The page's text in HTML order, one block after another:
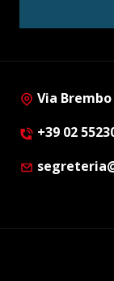
Via
+39 02